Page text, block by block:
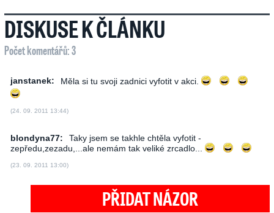
DISKUSE K ČLÁNKU
Počet komentářů: 3
janstanek: Měla si tu svoji zadnici vyfotit v akci.
(24. 09. 2011 13:44)
blondyna77:
Taky jsem se takhle chtěla vyfotit -
zepředu,zezadu,...ale nemám tak veliké zrcadlo...
(23. 09. 2011 13:00)
PŘIDAT NÁZOR